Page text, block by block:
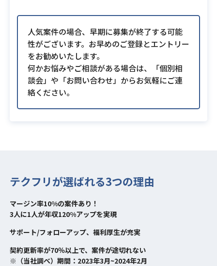
人気案件の場合、早期に募集が終了する可能
性がございます。お早めのご登録とエントリー
をお勧めいたします。
何かお悩みやご相談がある場合は、「個別相
談会」や「お問い合わせ」からお気軽にご連
絡ください。
テクフリが選ばれる3つの理由
マージン率10%の案件あり！
3人に1人が年収120%アップを実現
サポート/フォローアップ、福利厚生が充実
契約更新率が70％以上で、案件が途切れない
※（当社調べ）期間：2023年3月~2024年2月